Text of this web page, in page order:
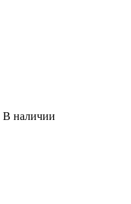
В наличии